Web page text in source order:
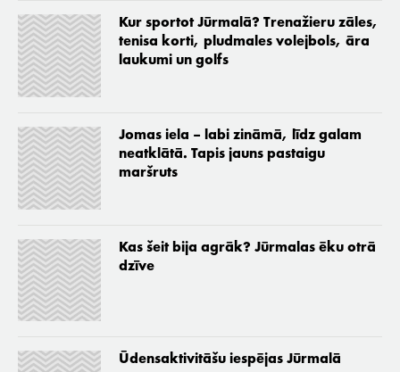
Kur sportot Jūrmalā? Trenažieru zāles,
tenisa korti, pludmales volejbols, āra
laukumi un golfs
Jomas iela – labi zināmā, līdz galam
neatklātā. Tapis jauns pastaigu
maršruts
Kas šeit bija agrāk? Jūrmalas ēku otrā
dzīve
Ūdensaktivitāšu iespējas Jūrmalā